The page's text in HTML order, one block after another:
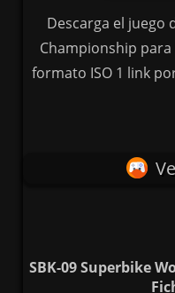
Descarga el juego
Championship
formato ISO 1 link
SBK-09 Superbike